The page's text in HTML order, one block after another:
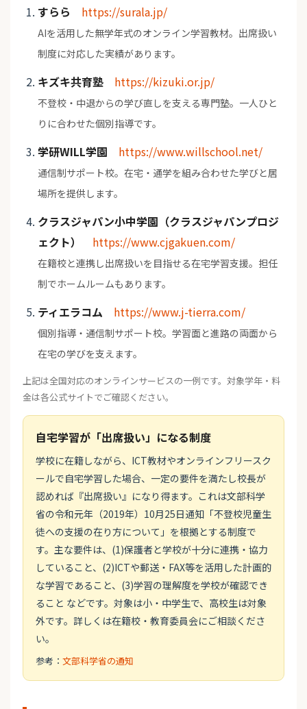
すらら https://surala.jp/
AIを活用した無学年式のオンライン学習教材。出席扱い
制度に対応した実績があります。
キズキ共育塾 https://kizuki.or.jp/
不登校・中退からの学び直しを支える専門塾。一人ひと
りに合わせた個別指導です。
学研WILL学園 https://www.willschool.net/
通信制サポート校。在宅・通学を組み合わせた学びと居
場所を提供します。
クラスジャパン小中学園（クラスジャパンプロジ
ェクト）
https://www.cjgakuen.com/
在籍校と連携し出席扱いを目指せる在宅学習支援。担任
制でホームルームもあります。
ティエラコム https://www.j-tierra.com/
個別指導・通信制サポート校。学習面と進路の両面から
在宅の学びを支えます。
上記は全国対応のオンラインサービスの一例です。対象学年・料
金は各公式サイトでご確認ください。
自宅学習が「出席扱い」になる制度
学校に在籍しながら、ICT教材やオンラインフリースク
ールで自宅学習した場合、一定の要件を満たし校長が
認めれば『出席扱い』になり得ます。これは文部科学
省の令和元年（2019年）10月25日通知「不登校児童生
徒への支援の在り方について」を根拠とする制度で
す。主な要件は、(1)保護者と学校が十分に連携・協力
していること、(2)ICTや郵送・FAX等を活用した計画的
な学習であること、(3)学習の理解度を学校が確認でき
ること などです。対象は小・中学生で、高校生は対象
外です。詳しくは在籍校・教育委員会にご相談くださ
い。
参考： 文部科学省の通知